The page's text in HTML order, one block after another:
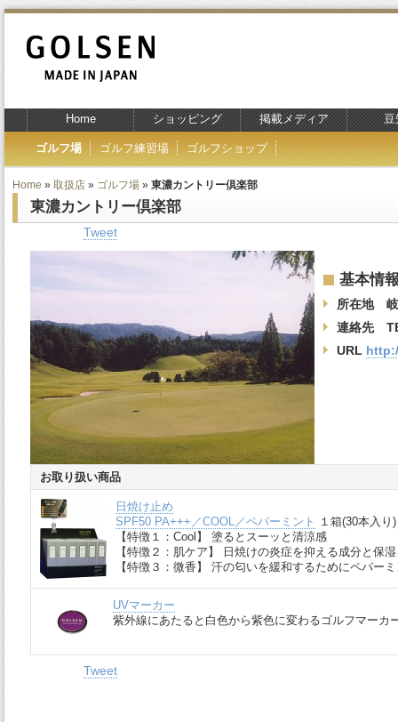
Home ショッピング 掲載メディア 豆
ゴルフ場 ゴルフ練習場 ゴルフショップ
Home » 取扱店 » ゴルフ場 » 東濃カントリー倶楽部
東濃カントリー倶楽部
Tweet
基本情
所在地 岐
連絡先
URL
お取り扱い商品
日焼け止め
SPF50 PA+++／COOL／ペパーミント
１箱(30本入り)
【特徴１：Cool】 塗るとスーッと清涼感
【特徴２：肌ケア】 日焼けの炎症を抑える成分と保
【特徴３：微香】 汗の匂いを緩和するためにペパー
UVマーカー
紫外線にあたると白色から紫色に変わるゴルフマーカ
Tweet